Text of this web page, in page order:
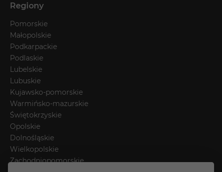
Regiony
Pomorskie
Małopolskie
Podkarpackie
Podlaskie
Lubelskie
Lubuskie
Kujawsko-pomorskie
Warmińsko-mazurskie
Świętokrzyskie
Opolskie
Dolnośląskie
Wielkopolskie
Zachodniopomorskie